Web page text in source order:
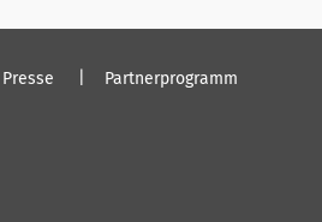
Presse Partnerprogramm